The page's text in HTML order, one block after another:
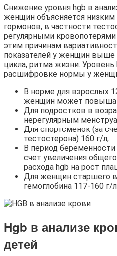
Снижение уровня hgb в
женщин объясняется
гормонов, в частности
регулярными
этим причинам
показателей у женщин выше
цикла, ритма жизни. Уровень
расшифровке нормы у
В норме для взрослых
женщин может
Для подростков в
нерегулярным
Для спортсменок (за
тестостерона) 160 г/л;
В период
счет увеличения
расхода hgb на рост
Для женщин старшего
гемоглобина 117-160 г/л.
Hgb в анализе
детей